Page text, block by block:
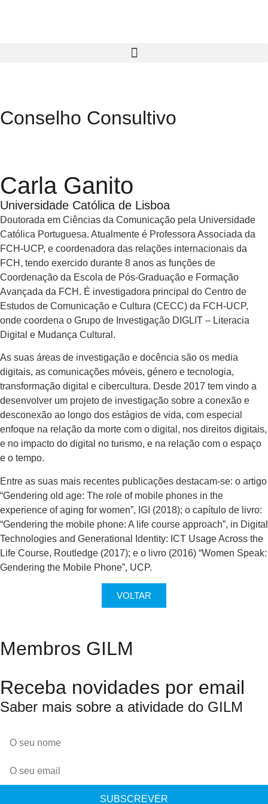
Conselho Consultivo
Carla Ganito
Universidade Católica de Lisboa
Doutorada em Ciências da Comunicação pela Universidade
Católica Portuguesa. Atualmente é Professora Associada da
FCH-UCP, e coordenadora das relações internacionais da
FCH, tendo exercido durante 8 anos as funções de
Coordenação da Escola de Pós-Graduação e Formação
Avançada da FCH. É investigadora principal do Centro de
Estudos de Comunicação e Cultura (CECC) da FCH-UCP,
onde coordena o Grupo de Investigação DIGLIT – Literacia
Digital e Mudança Cultural.
As suas áreas de investigação e docência são os media
digitais, as comunicações móveis, género e tecnologia,
transformação digital e cibercultura. Desde 2017 tem vindo a
desenvolver um projeto de investigação sobre a conexão e
desconexão ao longo dos estágios de vida, com especial
enfoque na relação da morte com o digital, nos direitos digitais,
e no impacto do digital no turismo, e na relação com o espaço
e o tempo.
Entre as suas mais recentes publicações destacam-se: o artigo
“Gendering old age: The role of mobile phones in the
experience of aging for women”, IGI (2018); o capítulo de livro:
“Gendering the mobile phone: A life course approach”, in Digital
Technologies and Generational Identity: ICT Usage Across the
Life Course, Routledge (2017); e o livro (2016) “Women Speak:
Gendering the Mobile Phone”, UCP.
VOLTAR
Membros GILM
Receba novidades por email
Saber mais sobre a atividade do GILM
SUBSCREVER